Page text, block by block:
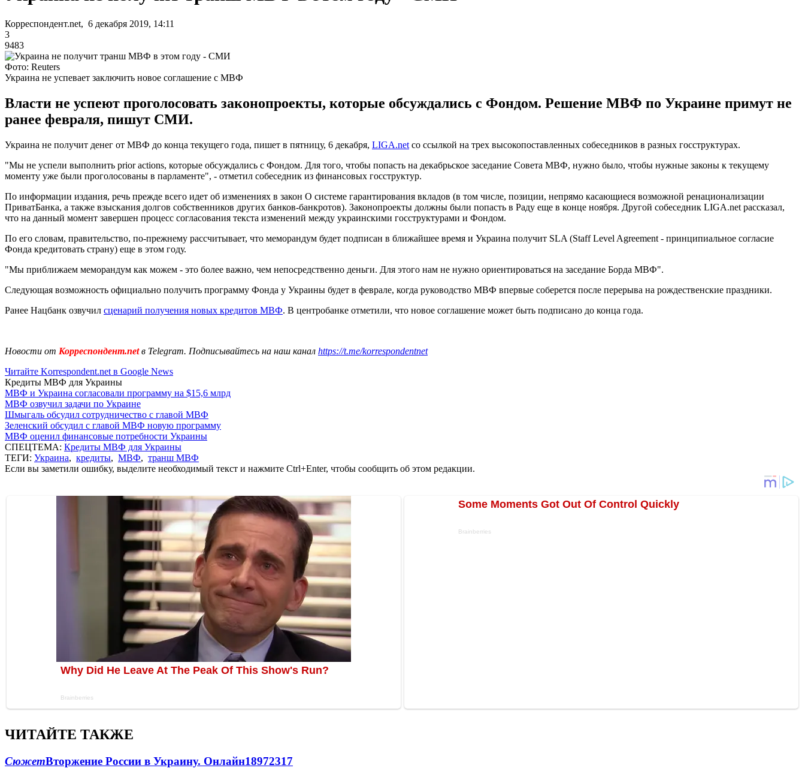
Корреспондент.net, 6 декабря 2019, 14:11
3
9483
Фото: Reuters
Украина не успевает заключить новое соглашение с МВФ
Власти не успеют проголосовать законопроекты, которые обсуждались с Фондом. Решение МВФ по Украине примут не
ранее февраля, пишут СМИ.
Украина не получит денег от МВФ до конца текущего года, пишет в пятницу, 6 декабря, LIGA.net со ссылкой на трех высокопоставленных собеседников в разных госструктурах.
"Мы не успели выполнить prior actions, которые обсуждались с Фондом. Для того, чтобы попасть на декабрьское заседание Совета МВФ, нужно было, чтобы нужные законы к текущему
моменту уже были проголосованы в парламенте", - отметил собеседник из финансовых госструктур.
По информации издания, речь прежде всего идет об изменениях в закон О системе гарантирования вкладов (в том числе, позиции, непрямо касающиеся возможной ренационализации
ПриватБанка, а также взыскания долгов собственников других банков-банкротов). Законопроекты должны были попасть в Раду еще в конце ноября. Другой собеседник LIGA.net рассказал,
что на данный момент завершен процесс согласования текста изменений между украинскими госструктурами и Фондом.
По его словам, правительство, по-прежнему рассчитывает, что меморандум будет подписан в ближайшее время и Украина получит SLA (Staff Level Agreement - принципиальное согласие
Фонда кредитовать страну) еще в этом году.
"Мы приближаем меморандум как можем - это более важно, чем непосредственно деньги. Для этого нам не нужно ориентироваться на заседание Борда МВФ".
Следующая возможность официально получить программу Фонда у Украины будет в феврале, когда руководство МВФ впервые соберется после перерыва на рождественские праздники.
Ранее Нацбанк озвучил сценарий получения новых кредитов МВФ. В центробанке отметили, что новое соглашение может быть подписано до конца года.
Новости от Корреспондент.netв Telegram. Подписывайтесь на наш канал https://t.me/korrespondentnet
Читайте Korrespondent.net в Google News
Кредиты МВФ для Украины
МВФ и Украина согласовали программу на $15,6 млрд
МВФ озвучил задачи по Украине
Шмыгаль обсудил сотрудничество с главой МВФ
Зеленский обсудил с главой МВФ новую программу
МВФ оценил финансовые потребности Украины
СПЕЦТЕМА: Кредиты МВФ для Украины
ТЕГИ: Украина, кредиты, МВФ, транш МВФ
Если вы заметили ошибку, выделите необходимый текст и нажмите Ctrl+Enter, чтобы сообщить об этом редакции.
ЧИТАЙТЕ ТАКЖЕ
СюжетВторжение России в Украину. Онлайн18972317